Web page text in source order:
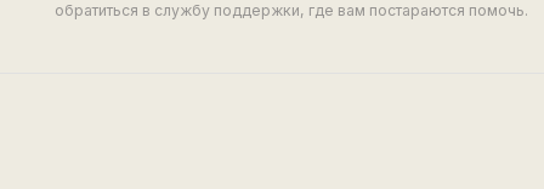
обратиться в службу поддержки, где вам постараются помочь.